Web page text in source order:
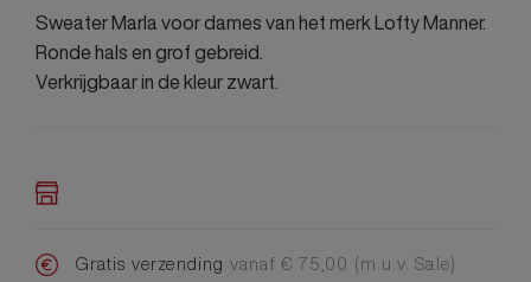
Sweater Marla voor dames van het merk Lofty Manner.
Ronde hals en grof gebreid.
Verkrijgbaar in de kleur zwart.
Gratis verzending vanaf € 75,00 (m.u.v. Sale)